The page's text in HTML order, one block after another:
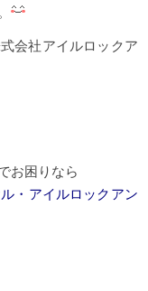
会社アイルロックア
お困りなら
・アイルロックアン